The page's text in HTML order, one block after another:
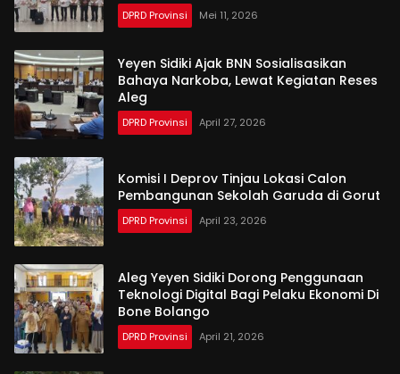
DPRD Provinsi Mei 11, 2026
Yeyen Sidiki Ajak BNN Sosialisasikan
Bahaya Narkoba, Lewat Kegiatan Reses
Aleg
DPRD Provinsi April 27, 2026
Komisi I Deprov Tinjau Lokasi Calon
Pembangunan Sekolah Garuda di Gorut
DPRD Provinsi April 23, 2026
Aleg Yeyen Sidiki Dorong Penggunaan
Teknologi Digital Bagi Pelaku Ekonomi Di
Bone Bolango
DPRD Provinsi April 21, 2026